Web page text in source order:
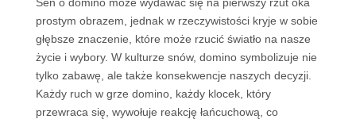
prostym obrazem, jednak w rzeczywistości kryje w sobie
głębsze znaczenie, które może rzucić światło na nasze
życie i wybory. W kulturze snów, domino symbolizuje nie
tylko zabawę, ale także konsekwencje naszych decyzji.
Każdy ruch w grze domino, każdy klocek, który
przewraca się, wywołuje reakcję łańcuchową, co